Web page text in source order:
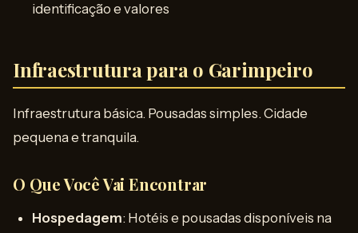
identificação e valores
Infraestrutura para o Garimpeiro
Infraestrutura básica. Pousadas simples. Cidade
pequena e tranquila.
O Que Você Vai Encontrar
Hospedagem: Hotéis e pousadas disponíveis na